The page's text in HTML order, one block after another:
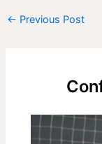
← Previous Post